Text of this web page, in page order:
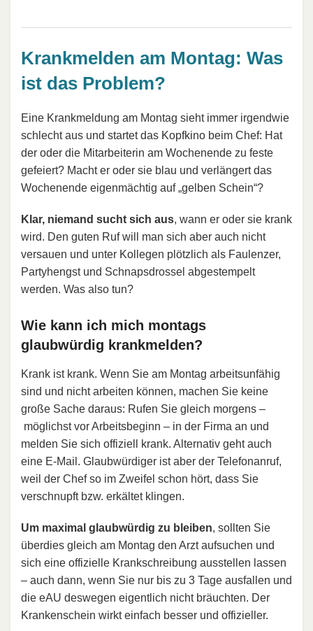
Krankmelden am Montag: Was
ist das Problem?
Eine Krankmeldung am Montag sieht immer irgendwie
schlecht aus und startet das Kopfkino beim Chef: Hat
der oder die Mitarbeiterin am Wochenende zu feste
gefeiert? Macht er oder sie blau und verlängert das
Wochenende eigenmächtig auf „gelben Schein“?
Klar, niemand sucht sich aus, wann er oder sie krank
wird. Den guten Ruf will man sich aber auch nicht
versauen und unter Kollegen plötzlich als Faulenzer,
Partyhengst und Schnapsdrossel abgestempelt
werden. Was also tun?
Wie kann ich mich montags
glaubwürdig krankmelden?
Krank ist krank. Wenn Sie am Montag arbeitsunfähig
sind und nicht arbeiten können, machen Sie keine
große Sache daraus: Rufen Sie gleich morgens –
möglichst vor Arbeitsbeginn – in der Firma an und
melden Sie sich offiziell krank. Alternativ geht auch
eine E-Mail. Glaubwürdiger ist aber der Telefonanruf,
weil der Chef so im Zweifel schon hört, dass Sie
verschnupft bzw. erkältet klingen.
Um maximal glaubwürdig zu bleiben, sollten Sie
überdies gleich am Montag den Arzt aufsuchen und
sich eine offizielle Krankschreibung ausstellen lassen
– auch dann, wenn Sie nur bis zu 3 Tage ausfallen und
die eAU deswegen eigentlich nicht bräuchten. Der
Krankenschein wirkt einfach besser und offizieller.